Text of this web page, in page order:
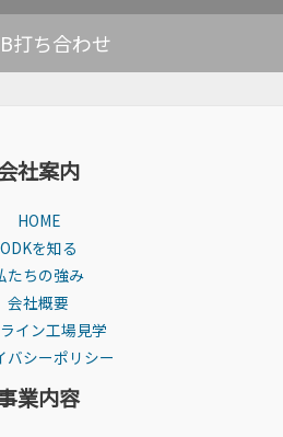
打ち合わせ
社案内
HOME
ODKを知る
たちの強み
会社概要
イン工場見学
バシーポリシー
業内容